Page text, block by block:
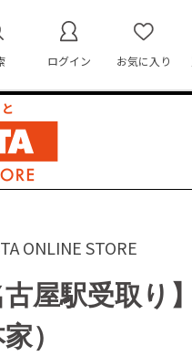
ログイン お気に入り
ONLINE STORE
屋駅受取り
）